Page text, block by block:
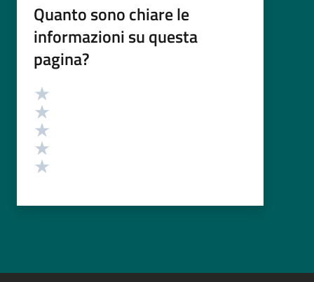
Quanto sono chiare le
informazioni su questa
pagina?
Valutazione